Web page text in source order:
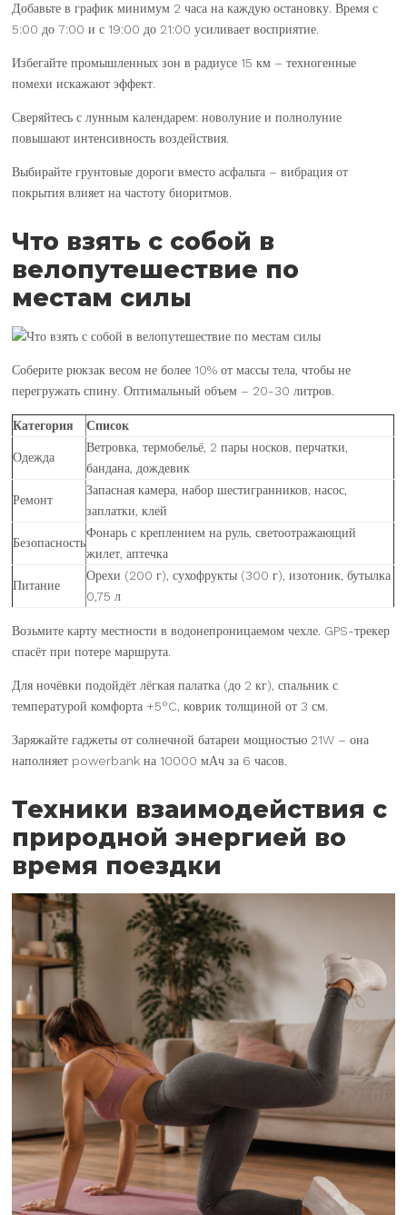
Добавьте в график минимум 2 часа на каждую остановку. Время с
5:00 до 7:00 и с 19:00 до 21:00 усиливает восприятие.
Избегайте промышленных зон в радиусе 15 км – техногенные
помехи искажают эффект.
Сверяйтесь с лунным календарем: новолуние и полнолуние
повышают интенсивность воздействия.
Выбирайте грунтовые дороги вместо асфальта – вибрация от
покрытия влияет на частоту биоритмов.
Что взять с собой в
велопутешествие по
местам силы
Соберите рюкзак весом не более 10% от массы тела, чтобы не
перегружать спину. Оптимальный объем – 20-30 литров.
Категория Список
Одежда
Ветровка, термобельё, 2 пары носков, перчатки,
бандана, дождевик
Ремонт
Запасная камера, набор шестигранников, насос,
заплатки, клей
Безопасность
Фонарь с креплением на руль, светоотражающий
жилет, аптечка
Питание
Орехи (200 г), сухофрукты (300 г), изотоник, бутылка
0,75 л
Возьмите карту местности в водонепроницаемом чехле. GPS-трекер
спасёт при потере маршрута.
Для ночёвки подойдёт лёгкая палатка (до 2 кг), спальник с
температурой комфорта +5°C, коврик толщиной от 3 см.
Заряжайте гаджеты от солнечной батареи мощностью 21W – она
наполняет powerbank на 10000 мАч за 6 часов.
Техники взаимодействия с
природной энергией во
время поездки